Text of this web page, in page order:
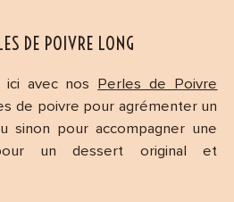
DE POIVRE LONG
ici avec nos Perles de Poivre
de poivre pour agrémenter un
sinon pour accompagner une
un dessert original et